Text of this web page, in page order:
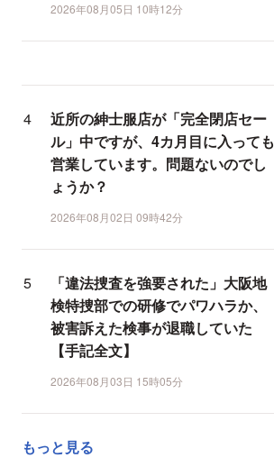
2026年08月05日 10時12分
近所の紳士服店が「完全閉店セー
ル」中ですが、4カ月目に入っても
営業しています。問題ないのでし
ょうか？
2026年08月02日 09時42分
「違法捜査を強要された」大阪地
検特捜部での研修でパワハラか、
被害訴えた検事が退職していた
【手記全文】
2026年08月03日 15時05分
もっと見る